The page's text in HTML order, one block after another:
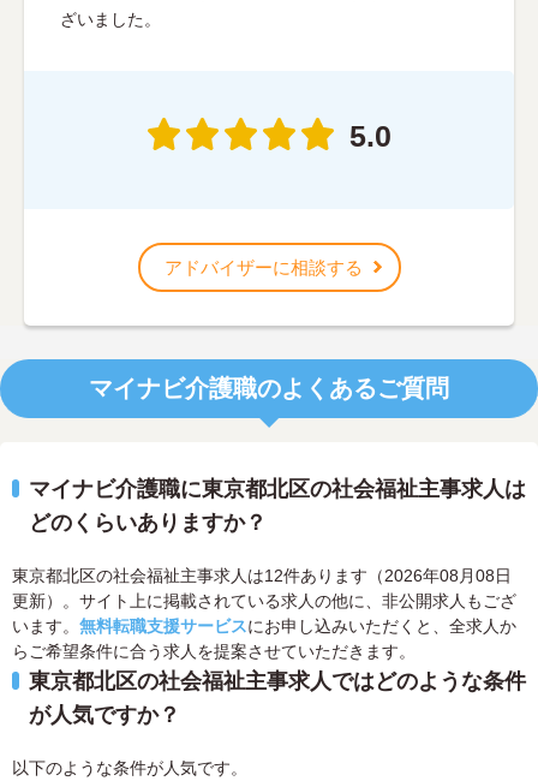
ざいました。
5.0
アドバイザーに相談する
マイナビ介護職のよくあるご質問
マイナビ介護職に東京都北区の社会福祉主事求人は
どのくらいありますか？
東京都北区の社会福祉主事求人は12件あります（2026年08月08日
更新）。サイト上に掲載されている求人の他に、非公開求人もござ
います。 無料転職支援サービスにお申し込みいただくと、全求人か
らご希望条件に合う求人を提案させていただきます。
東京都北区の社会福祉主事求人ではどのような条件
が人気ですか？
以下のような条件が人気です。